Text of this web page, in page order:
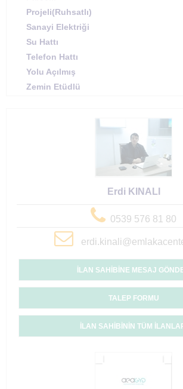
Projeli(Ruhsatlı)
Sanayi Elektriği
Su Hattı
Telefon Hattı
Yolu Açılmış
Zemin Etüdlü
Erdi KINALI
0539 576 81 80
İLAN SAHİBİNE MESAJ
TALEP FORMU
İLAN SAHİBİNİN TÜM